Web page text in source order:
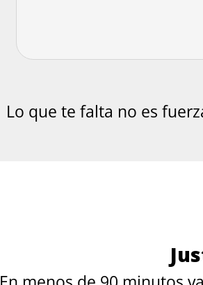
Lo que te falta no es